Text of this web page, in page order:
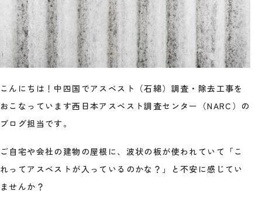
こんにちは！中四国でアスベスト（石綿）調査・除去工事を
おこなっています西日本アスベスト調査センター（NARC）の
ブログ担当です。
ご自宅や会社の建物の屋根に、波状の板が使われていて「こ
れってアスベストが入っているのかな？」と不安に感じてい
ませんか？